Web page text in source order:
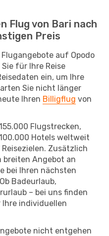
Flug von Bari nach
Preis
auf Opodo
für Ihre Reise
ein, um Ihre
Sie nicht länger
Ihren Billigflug von
Flugstrecken,
Hotels weltweit
Zusätzlich
breiten Angebot an
bei Ihren nächsten
Badeurlaub,
– bei uns finden
Ihre individuellen
nicht entgehen